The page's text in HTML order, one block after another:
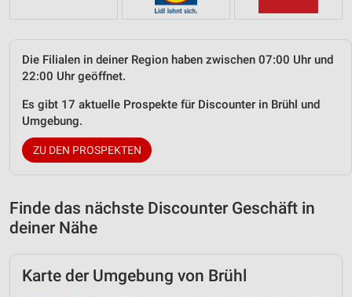
Die Filialen in deiner Region haben zwischen 07:00 Uhr und
22:00 Uhr geöffnet.
Es gibt 17 aktuelle Prospekte für Discounter in Brühl und
Umgebung.
ZU DEN PROSPEKTEN
Finde das nächste Discounter Geschäft in
deiner Nähe
Karte der Umgebung von Brühl